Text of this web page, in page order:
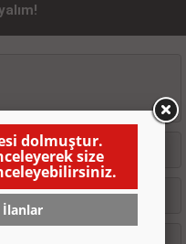
dolmuştur.
size
İlanlar